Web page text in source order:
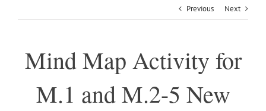
Previous Next
Mind Map Activity for
M.1 and M.2-5 New